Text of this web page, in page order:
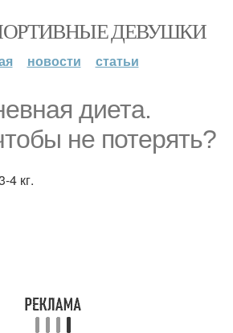
ДЕВУШКИ
новости статьи
диета.
не потерять?
4 кг.